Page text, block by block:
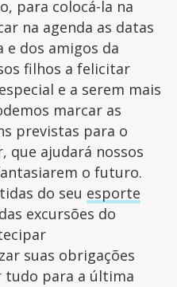
para colocá-la na
na agenda as datas
e dos amigos da
filhos a felicitar
e a serem mais
marcar as
previstas para o
que ajudará nossos
o futuro.
do seu esporte
excursões do
suas obrigações
tudo para a última